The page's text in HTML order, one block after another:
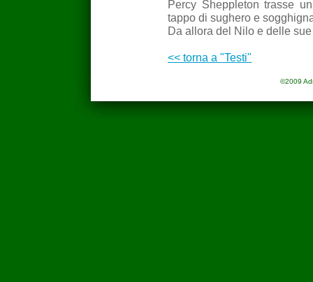
Percy Sheppleton trasse
tappo di sughero e
Da allora del Nilo e delle
<< torna a "Testi"
©2009